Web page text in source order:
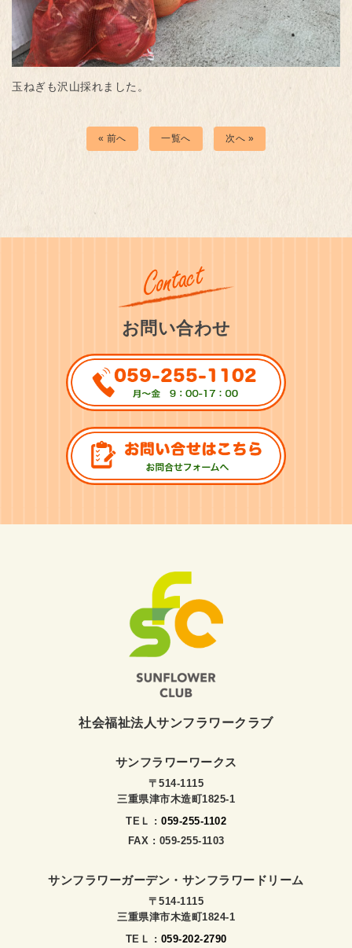
玉ねぎも沢山採れました。
« 前へ 一覧へ 次へ »
お問い合わせ
社会福祉法人サンフラワークラブ
サンフラワーワークス
〒514-1115
三重県津市木造町1825-1
TEＬ : 059-255-1102
FAX : 059-255-1103
サンフラワーガーデン・サンフラワードリーム
〒514-1115
三重県津市木造町1824-1
TEＬ : 059-202-2790